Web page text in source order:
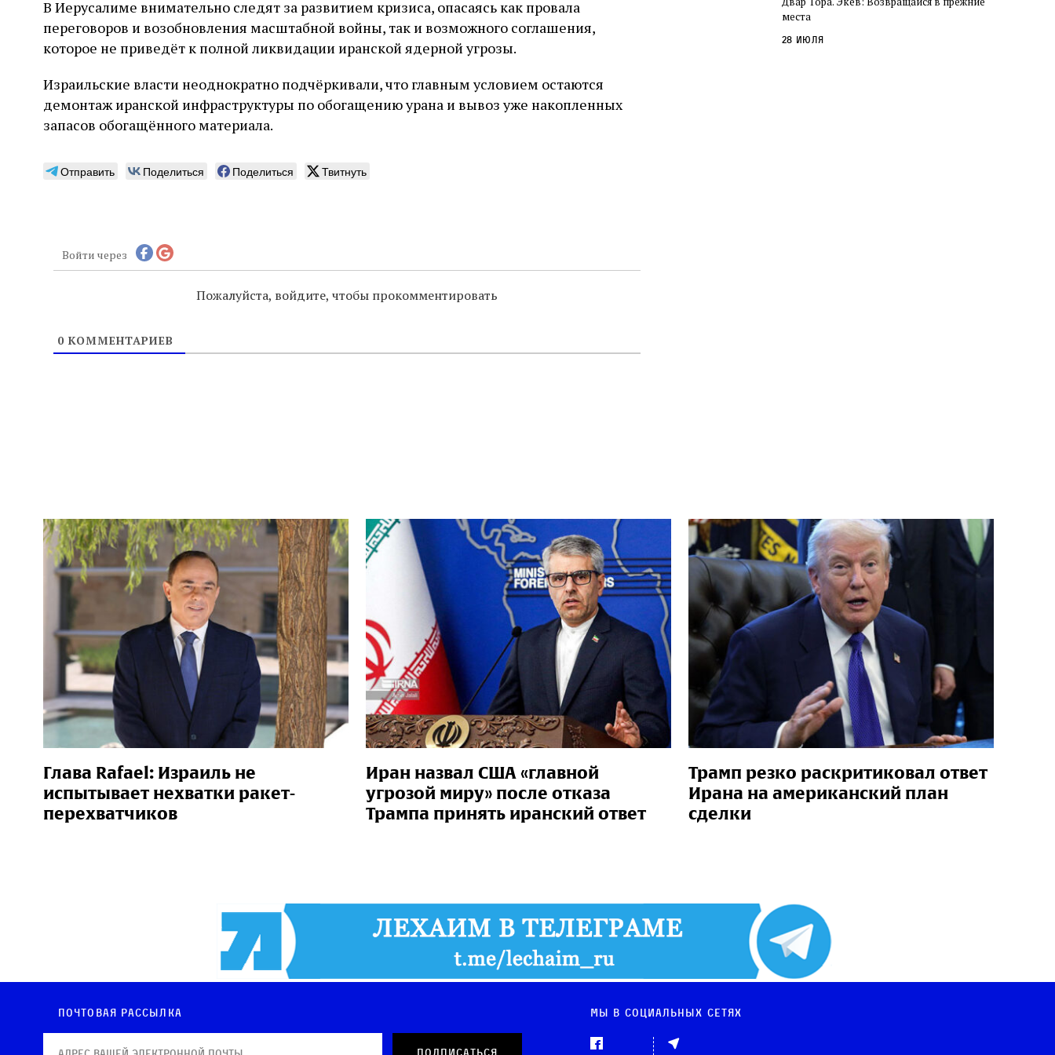
В Иерусалиме внимательно следят за развитием кризиса, опасаясь как провала
переговоров и возобновления масштабной войны, так и возможного соглашения,
которое не приведёт к полной ликвидации иранской ядерной угрозы.
Израильские власти неоднократно подчёркивали, что главным условием остаются
демонтаж иранской инфраструктуры по обогащению урана и вывоз уже накопленных
запасов обогащённого материала.
Отправить Поделиться Поделиться Твитнуть
Войти через
Пожалуйста, войдите, чтобы прокомментировать
0КОММЕНТАРИЕВ
слово в переводе Библии
места
28 июля
Глава Rafael: Израиль не
испытывает нехватки ракет-
перехватчиков
Иран назвал США «главной
угрозой миру» после отказа
Трампа принять иранский ответ
Трамп резко раскритиковал ответ
Ирана на американский план
сделки
Почтовая рассылка Мы в социальных сетях